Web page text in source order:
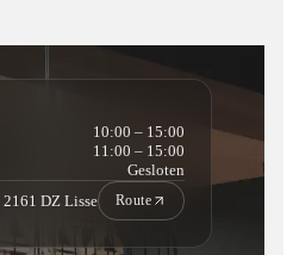
10:00 – 15:00
11:00 – 15:00
Gesloten
DZ Lisse
Route